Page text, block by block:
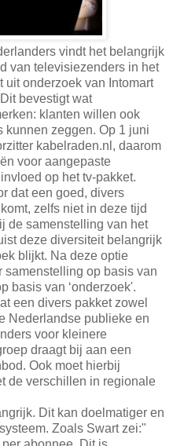
vindt het belangrijk
van televisiezenders in het
onderzoek van Intomart
bevestigt wat
klanten willen ook
kunnen zeggen. Op 1 juni
kabelraden.nl, daarom
voor aangepaste
op het tv-pakket.
dat een goed, divers
zelfs niet in deze tijd
de samenstelling van het
deze diversiteit belangrijk
blijkt. Na deze optie
samenstelling op basis van
basis van ‘onderzoek'.
een divers pakket zowel
Nederlandse publieke en
voor kleinere
draagt bij aan een
Ook moet hierbij
de verschillen in regionale
Dit kan doelmatiger en
Zoals Swart zei:"